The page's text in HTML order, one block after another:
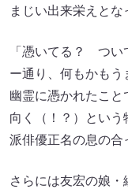
まじい出来栄えとな
「憑いてる？ つ
ー通り、何もかもう
幽霊に憑かれたこと
向く（！？）とい
派俳優正名の息の合
さらには友宏の娘